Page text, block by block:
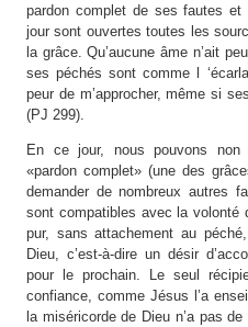
pardon complet de ses fautes
jour sont ouvertes toutes les
la grâce. Qu’aucune âme n’ait
ses péchés sont comme l
peur de m’approcher, même si
(PJ 299).
En ce jour, nous pouvons
«pardon complet» (une des
demander de nombreux autres
sont compatibles avec la
pur, sans attachement au
Dieu, c’est-à-dire un désir
pour le prochain. Le seul
confiance, comme Jésus l’a
la miséricorde de Dieu n’a pas